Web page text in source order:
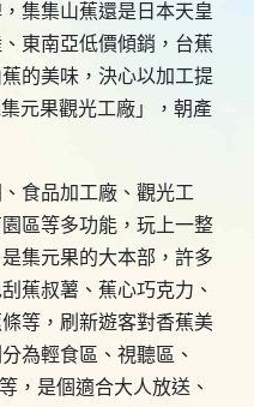
集集山蕉還是日本天皇
東南亞低價傾銷，台蕉
的美味，決心以加工提
元果觀光工廠」，朝產
食品加工廠、觀光工
區等多功能，玩上一整
集元果的大本部，許多
蕉叔薯、蕉心巧克力、
等，刷新遊客對香蕉美
為輕食區、視聽區、
，是個適合大人放送、